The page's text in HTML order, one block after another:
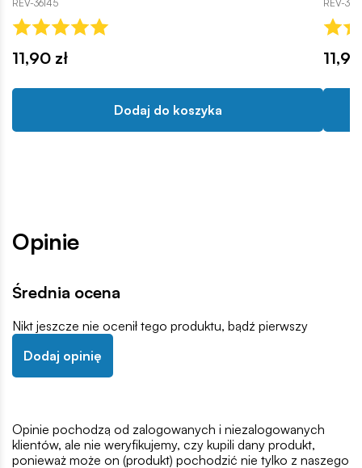
REV-36145
11,90 zł
Dodaj do koszyka
REV-
Opinie
Średnia ocena
Nikt jeszcze nie ocenił tego produktu, bądź pierwszy
Dodaj opinię
Opinie pochodzą od zalogowanych i niezalogowanych
klientów, ale nie weryfikujemy, czy kupili dany produkt,
ponieważ może on (produkt) pochodzić nie tylko z naszego